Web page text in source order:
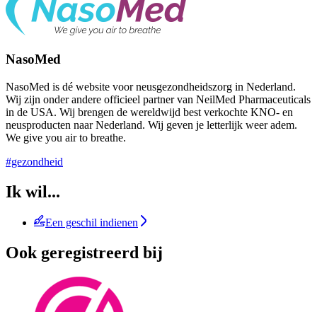
NasoMed
NasoMed is dé website voor neusgezondheidszorg in Nederland.
Wij zijn onder andere officieel partner van NeilMed Pharmaceuticals
in de USA. Wij brengen de wereldwijd best verkochte KNO- en
neusproducten naar Nederland. Wij geven je letterlijk weer adem.
We give you air to breathe.
#gezondheid
Ik wil...
Een geschil indienen
Ook geregistreerd bij